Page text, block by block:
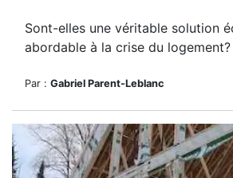
Sont-elles une véritable solution
abordable à la crise du logement?
Par : Gabriel Parent-Leblanc